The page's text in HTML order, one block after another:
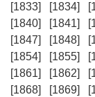
[1833]
[1834]
[1840]
[1841]
[1847]
[1848]
[1854]
[1855]
[1861]
[1862]
[1868]
[1869]